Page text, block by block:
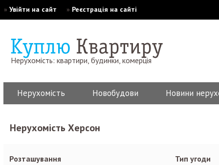
» Увійти на сайт » Реєстрація на сайті
Нерухомість: квартири, будинки, комерція
Нерухомість Новобудови Новини
Нерухомість Херсон
Розташування
Тип угоди